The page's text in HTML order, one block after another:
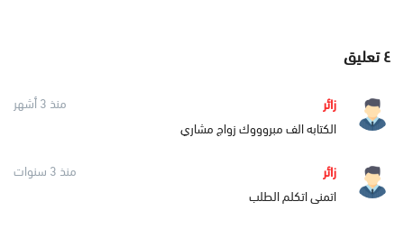
٤تعليق
زائر
منذ 3 أشهر
الكتابه الف مبروووك زواج مشاري
زائر
منذ 3 سنوات
اتمنى اتكلم الطلب